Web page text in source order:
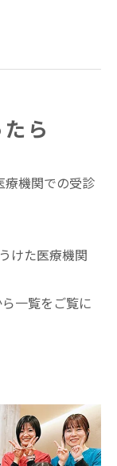
ら
機関での受診
けた医療機関
一覧をご覧に